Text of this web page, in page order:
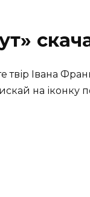
твір Івана
на іконку